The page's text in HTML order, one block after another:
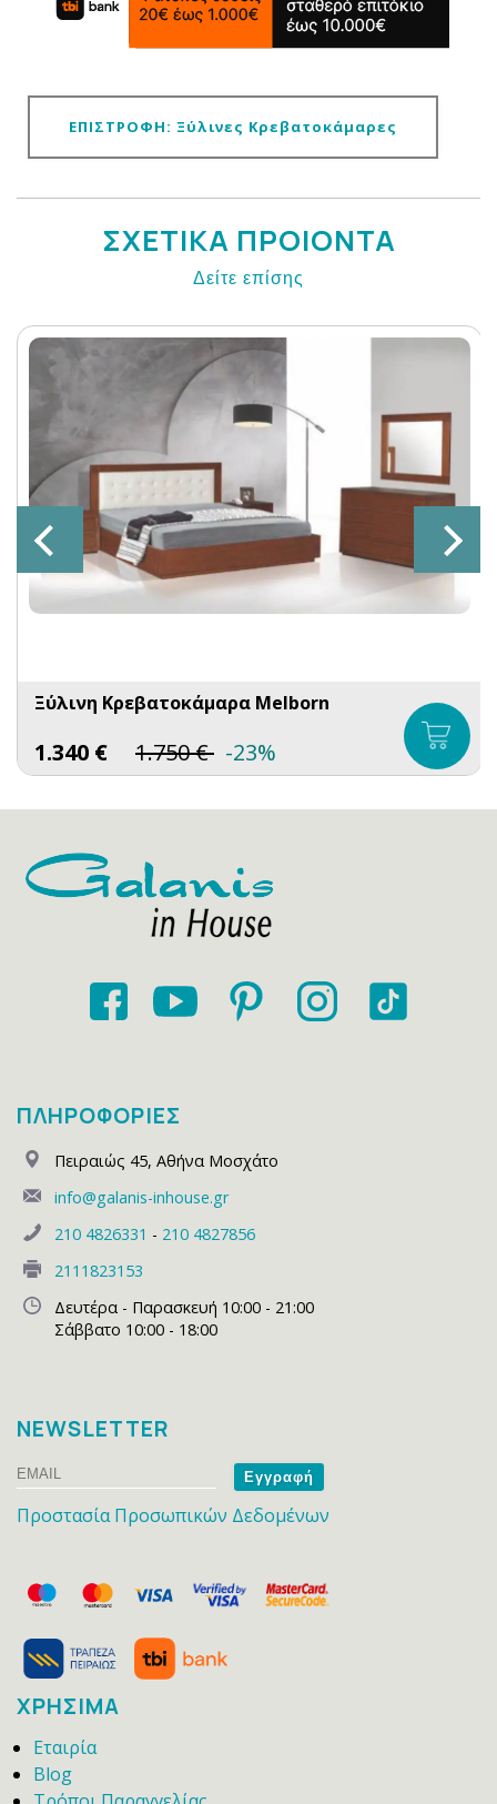
ΕΠΙΣΤΡΟΦΗ: Ξύλινες Κρεβατοκάμαρες
ΣΧΕΤΙΚΑ ΠΡΟΙΟΝΤΑ
Δείτε επίσης
Ξύλινη Κρεβατοκάμαρα Melborn
1.340 € 1.750€ -23%
ΠΛΗΡΟΦΟΡΙΕΣ
Πειραιώς 45, Αθήνα Μοσχάτο
info@galanis-inhouse.gr
210 4826331 - 210 4827856
2111823153
Δευτέρα - Παρασκευή 10:00 - 21:00
Σάββατο 10:00 - 18:00
NEWSLETTER
Email
Name
Προστασία Προσωπικών Δεδομένων
ΧΡΗΣΙΜΑ
Εταιρία
Blog